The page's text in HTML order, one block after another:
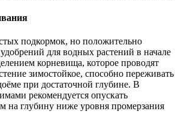
подкормок, но положительно
для водных растений в начале
корневища, которое проводят
зимостойкое, способно переживать
при достаточной глубине. В
рекомендуется опускать
на глубину ниже уровня промерзания